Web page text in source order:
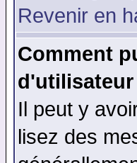
Revenir en
Comment
d'utilisateur
Il peut y
lisez des